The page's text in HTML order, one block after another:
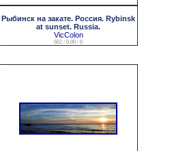
Рыбинск на закате. Россия. Rybinsk
at sunset. Russia.
VicColon
602 / 0.00 / 0